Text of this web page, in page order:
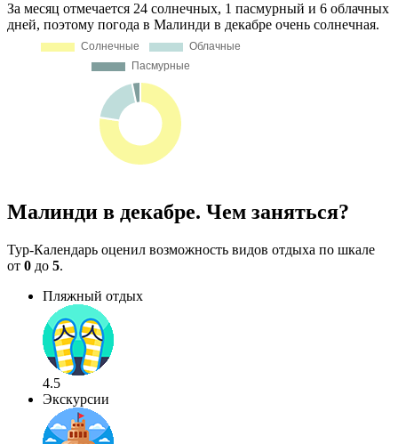
За месяц отмечается 24 солнечных, 1 пасмурный и 6 облачных
дней, поэтому погода в Малинди в декабре очень солнечная.
Малинди в декабре. Чем заняться?
Тур-Календарь оценил возможность видов отдыха по шкале
от 0 до 5.
Пляжный отдых
4.5
Экскурсии